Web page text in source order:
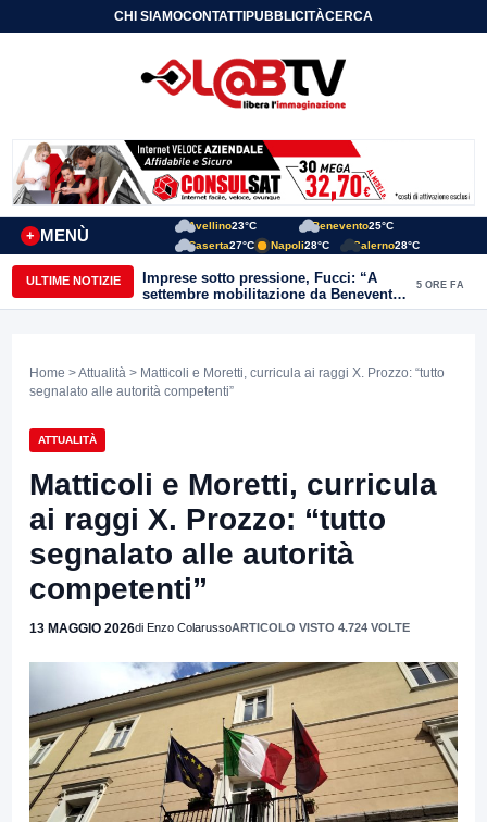
CHI SIAMOCONTATTIPUBBLICITÀCERCA
MENÙ
+
Avellino23°C Benevento25°C
Caserta27°C Napoli28°C Salerno28°C
ULTIME NOTIZIE
Imprese sotto pressione, Fucci: “A
settembre mobilitazione da Benevento
e Avellino”
5 ORE FA
Home >Attualità > Matticoli e Moretti, curricula ai raggi X. Prozzo: “tutto
segnalato alle autorità competenti”
ATTUALITÀ
Matticoli e Moretti, curricula
ai raggi X. Prozzo: “tutto
segnalato alle autorità
competenti”
13 MAGGIO 2026di Enzo ColarussoARTICOLO VISTO 4.724 VOLTE